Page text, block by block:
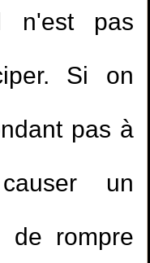
n'est pas
Si on
pas à
un
de rompre